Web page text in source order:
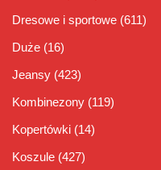
Dresowe i sportowe (611)
Duże (16)
Jeansy (423)
Kombinezony (119)
Kopertówki (14)
Koszule (427)